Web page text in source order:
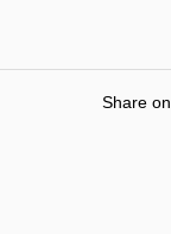
Share on